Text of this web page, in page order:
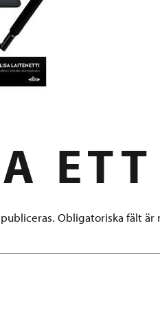
ETT
Obligatoriska fält är